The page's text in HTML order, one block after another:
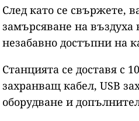
След като се свържете,
замърсяване на въздуха
незабавно достъпни на
Станцията се доставя с
захранващ кабел, USB
оборудване и